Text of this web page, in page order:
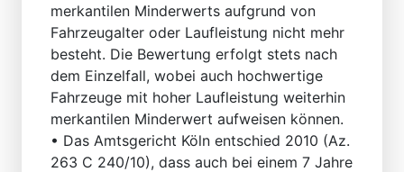
merkantilen Minderwerts aufgrund von
Fahrzeugalter oder Laufleistung nicht mehr
besteht. Die Bewertung erfolgt stets nach
dem Einzelfall, wobei auch hochwertige
Fahrzeuge mit hoher Laufleistung weiterhin
merkantilen Minderwert aufweisen können.
• Das Amtsgericht Köln entschied 2010 (Az.
263 C 240/10), dass auch bei einem 7 Jahre